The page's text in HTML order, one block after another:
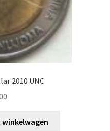
2010 UNC
winkelwagen